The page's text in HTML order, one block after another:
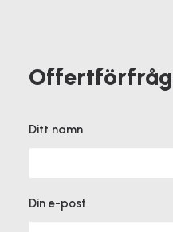
Ditt namn
Din e-post